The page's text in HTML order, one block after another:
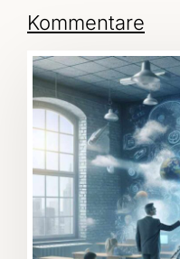
Kommentare